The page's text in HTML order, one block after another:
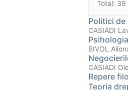
Total: 39
Politici de
CASIADI
BIVOL
CASIADI
Repere
Teoria